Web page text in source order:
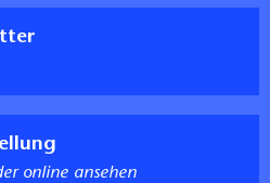
online ansehen